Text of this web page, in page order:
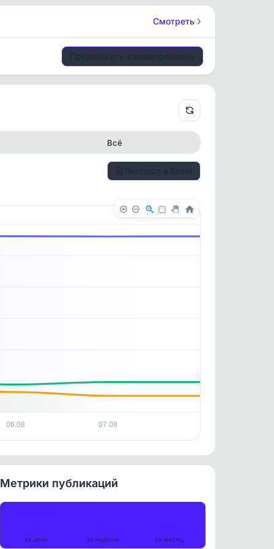
Смотреть
Всё
06.08 07.08
Метрики публикаций
за день за неделю за месяц